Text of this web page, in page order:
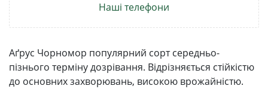
Наші телефони
Аґрус Чорномор популярний сорт середньо-
пізнього терміну дозрівання. Відрізняється стійкістю
до основних захворювань, високою врожайністю.